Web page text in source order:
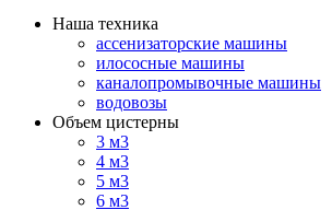
Наша техника
ассенизаторские машины
илососные машины
каналопромывочные машины
водовозы
Объем цистерны
3 м3
4 м3
5 м3
6 м3